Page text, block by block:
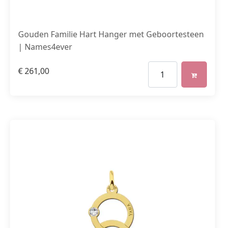
Gouden Familie Hart Hanger met Geboortesteen
| Names4ever
€261,00